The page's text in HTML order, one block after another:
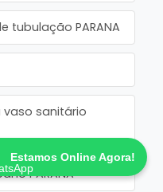
PARANA
sanitário
PARANA
Estamos Online Agora!